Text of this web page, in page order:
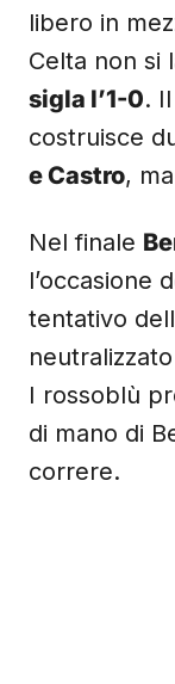
libero in
Celta non si
sigla l’1-0.
costruisce
e Castro,
Nel finale
l’occasione
tentativo
I rossoblù
di mano di
correre.